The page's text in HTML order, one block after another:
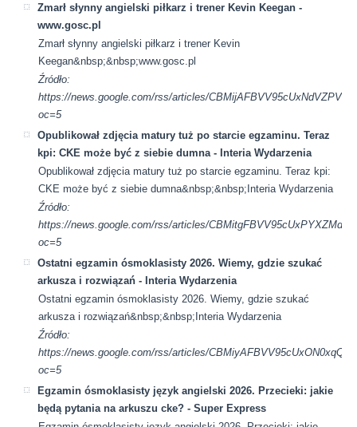
Zmarł słynny angielski piłkarz i trener Kevin Keegan -
www.gosc.pl
Zmarł słynny angielski piłkarz i trener Kevin
Keegan&nbsp;&nbsp;www.gosc.pl
Źródło:
https://news.google.com/rss/articles/
oc=5
Opublikował zdjęcia matury tuż po starcie egzaminu. Teraz
kpi: CKE może być z siebie dumna - Interia Wydarzenia
Opublikował zdjęcia matury tuż po starcie egzaminu. Teraz kpi:
CKE może być z siebie dumna&nbsp;&nbsp;Interia Wydarzenia
Źródło:
https://news.google.com/rss/articles/
oc=5
Ostatni egzamin ósmoklasisty 2026. Wiemy, gdzie szukać
arkusza i rozwiązań - Interia Wydarzenia
Ostatni egzamin ósmoklasisty 2026. Wiemy, gdzie szukać
arkusza i rozwiązań&nbsp;&nbsp;Interia Wydarzenia
Źródło:
https://news.google.com/rss/articles/
oc=5
Egzamin ósmoklasisty język angielski 2026. Przecieki: jakie
będą pytania na arkuszu cke? - Super Express